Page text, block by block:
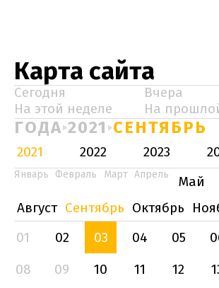
Карта сайта
Сегодня
Вчера
На этой неделе
На
ГОДА 2021 СЕНТЯБРЬ
2021 2022 2023
Январь Февраль Март Апрель Май
Август Сентябрь Октябрь
01
02 03 04 05
08
09 10 11 12